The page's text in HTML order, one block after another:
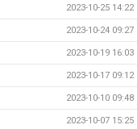
2023-10-25 14:22
2023-10-24 09:27
2023-10-19 16:03
2023-10-17 09:12
2023-10-10 09:48
2023-10-07 15:25